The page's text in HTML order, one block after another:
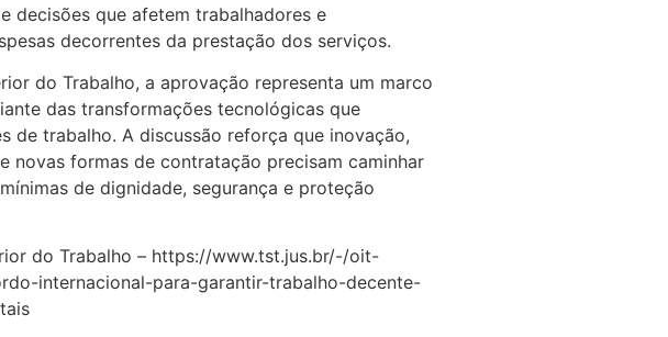
decisões que afetem trabalhadores e
decorrentes da prestação dos serviços.
do Trabalho, a aprovação representa um marco
das transformações tecnológicas que
de trabalho. A discussão reforça que inovação,
novas formas de contratação precisam caminhar
de dignidade, segurança e proteção
do Trabalho – https://www.tst.jus.br/-/oit-
internacional-para-garantir-trabalho-decente-